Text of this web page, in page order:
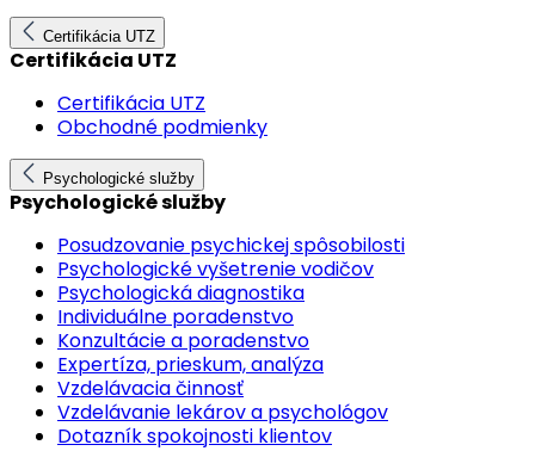
Certifikácia UTZ
Certifikácia UTZ
Certifikácia UTZ
Obchodné podmienky
Psychologické služby
Psychologické služby
Posudzovanie psychickej spôsobilosti
Psychologické vyšetrenie vodičov
Psychologická diagnostika
Individuálne poradenstvo
Konzultácie a poradenstvo
Expertíza, prieskum, analýza
Vzdelávacia činnosť
Vzdelávanie lekárov a psychológov
Dotazník spokojnosti klientov